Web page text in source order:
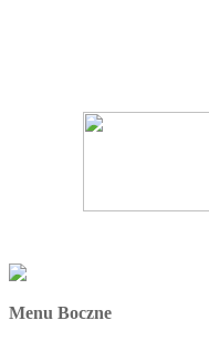
Menu Boczne